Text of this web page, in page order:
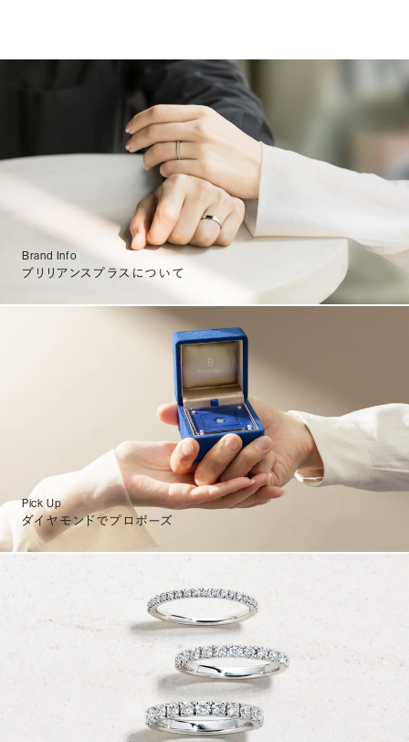
Brand Info
ブリリアンスプラスについて
Pick Up
ダイヤモンドでプロポーズ